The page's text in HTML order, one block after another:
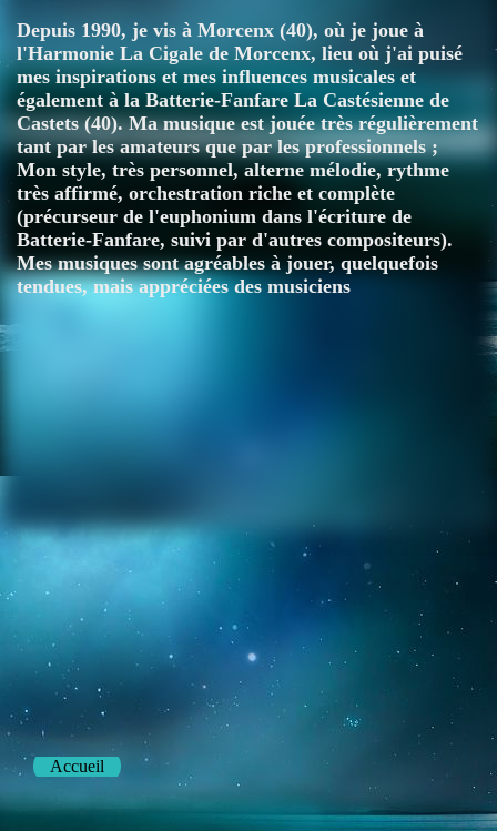
Depuis 1990, je vis à Morcenx (40), où je joue à
l'Harmonie La Cigale de Morcenx, lieu où j'ai puisé
mes inspirations et mes influences musicales et
également à la Batterie-Fanfare La Castésienne de
Castets (40). Ma musique est jouée très régulièrement
tant par les amateurs que par les professionnels ;
Mon style, très personnel, alterne mélodie, rythme
très affirmé, orchestration riche et complète
(précurseur de l'euphonium dans l'écriture de
Batterie-Fanfare, suivi par d'autres compositeurs).
Mes musiques sont agréables à jouer, quelquefois
tendues, mais appréciées des musiciens
Accueil